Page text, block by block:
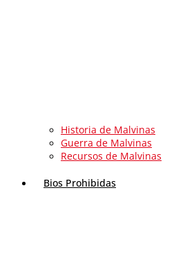
Historia de Malvinas
Guerra de Malvinas
Recursos de Malvinas
Bios Prohibidas